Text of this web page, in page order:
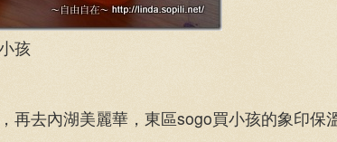
孩
再去內湖美麗華，東區sogo買小孩的象印保